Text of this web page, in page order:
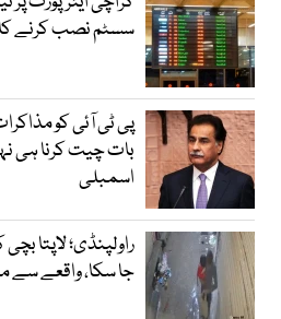
سسٹم نصب کرنے کا
پی ٹی آئی کو
بات چیت کرنا ہی
اسمبلی
راولپنڈی؛ لاپتا
جا سکا، واقعے سے